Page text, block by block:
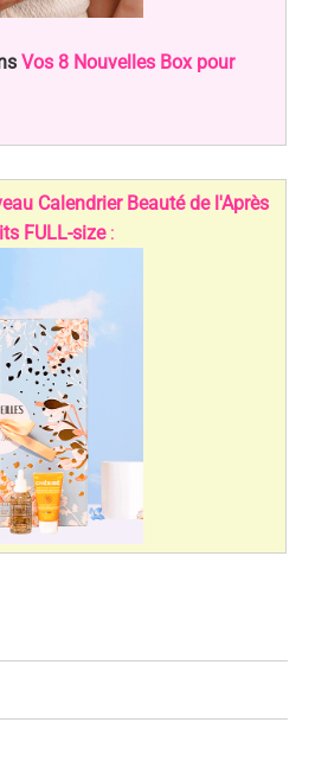
Vos 8 Nouvelles Box pour
Calendrier Beauté de l'Après
FULL-size: